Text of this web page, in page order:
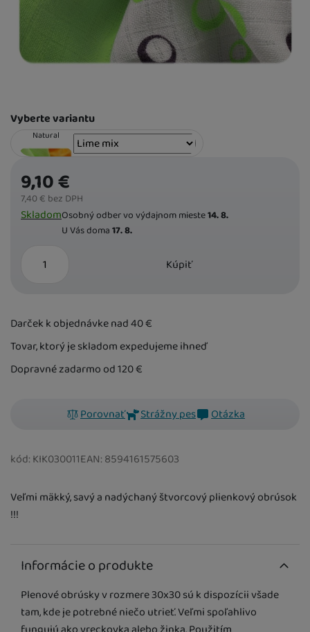
kód: KIK030011EAN: 8594161575603
Veľmi mäkký, savý a nadýchaný štvorcový plienkový obrúsok
!!!
Varianta
Vyberte variantu
Magenta mix
Natural
SKLADOM
8,10€
Colours
8,70€
SKLADOM
8,90€
SKLADOM
Dostupnost
SkladomOsobný odber vo výdajnom mieste14. 8.
U Vás doma17. 8.
9,10€
7,40€ bez DPH
Kúpiť
Darček k objednávke nad 40€
Tovar, ktorý je skladom expedujeme ihneď
Dopravné zadarmo od 120€
Porovnať Strážny pes Otázka
Informácie o produkte
Plenové obrúsky v rozmere 30x30 sú k dispozícii všade
tam, kde je potrebné niečo utrieť. Veľmi spoľahlivo